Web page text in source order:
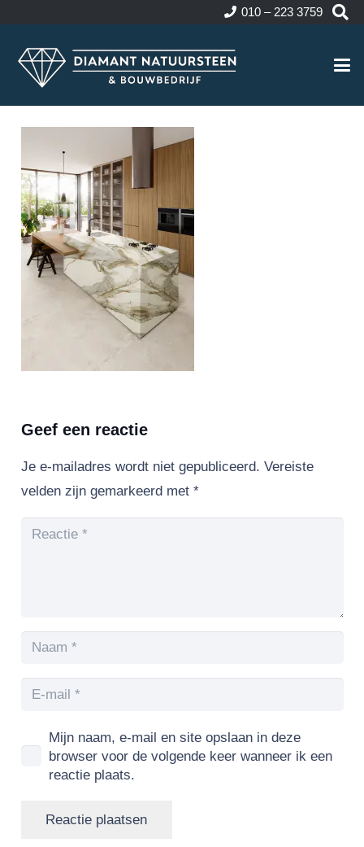
010 – 223 3759
Geef een reactie
Je e-mailadres wordt niet gepubliceerd. Vereiste
velden zijn gemarkeerd met *
Mijn naam, e-mail en site opslaan in deze
browser voor de volgende keer wanneer ik een
reactie plaats.
Reactie plaatsen